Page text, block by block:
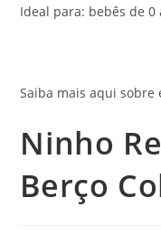
Ideal para: bebês de 0
Saiba mais aqui sobre
Ninho
Berço